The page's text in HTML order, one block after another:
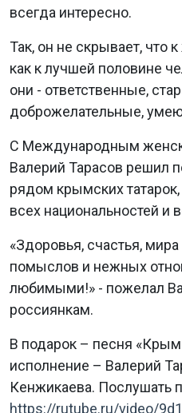
всегда интересно.
Так, он не скрывает, что
как к лучшей половине
они - ответственные,
доброжелательные,
С Международным
Валерий Тарасов решил
рядом крымских
всех национальностей и
«Здоровья, счастья,
помыслов и нежных
любимыми!» - пожелал
россиянкам.
В подарок – песня
исполнение – Валерий
Кенжикаева. Послушать
https://rutube.ru/video/